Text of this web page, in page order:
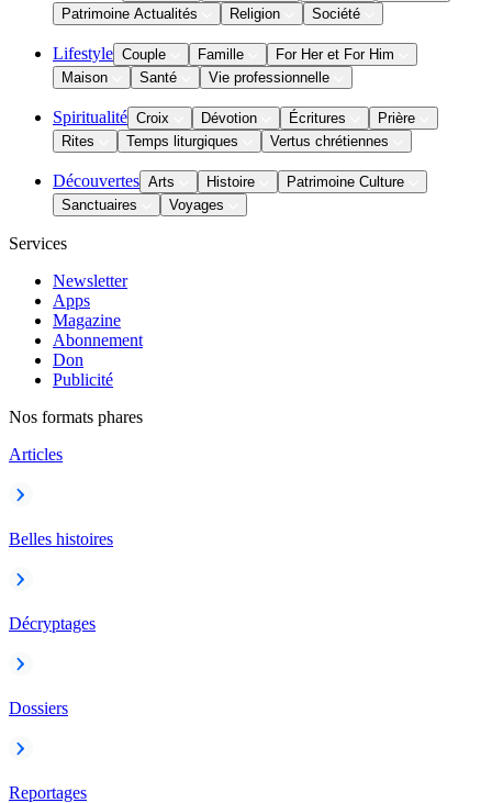
Patrimoine Actualités
Religion Société
Lifestyle Couple Famille
For Her et For Him
Maison
Santé Vie professionnelle
Spiritualité Croix Dévotion Écritures
Prière
Rites
Temps liturgiques Vertus chrétiennes
Découvertes Arts Histoire
Patrimoine Culture
Sanctuaires
Voyages
Services
Newsletter
Apps
Magazine
Abonnement
Don
Publicité
Nos formats phares
Articles
Belles histoires
Décryptages
Dossiers
Reportages